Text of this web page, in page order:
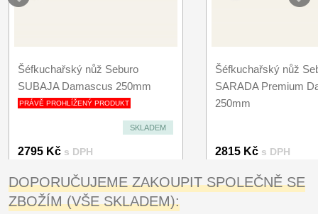
Šéfkuchařský nůž Seburo
SUBAJA Damascus 250mm
PRÁVĚ PROHLÍŽENÝ PRODUKT
SKLADEM
2795 Kč s DPH
Šéfkuchařský nůž
SARADA Premium
250mm
2815 Kč s DPH
DOPORUČUJEME ZAKOUPIT SPOLEČNĚ SE
ZBOŽÍM (VŠE SKLADEM):